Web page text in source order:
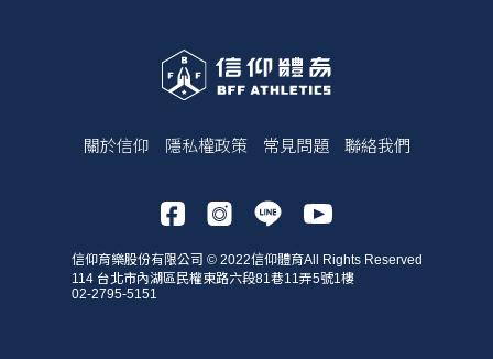
關於信仰 隱私權政策 常見問題 聯絡我們
信仰育樂股份有限公司 © 2022信仰體育All Rights Reserved
114 台北市內湖區民權東路六段81巷11弄5號1樓
02-2795-5151